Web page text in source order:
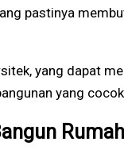
pastinya
yang dapat
yang